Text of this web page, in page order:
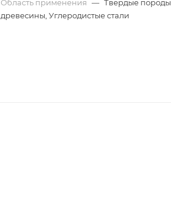
Область применения — Твердые породы
древесины, Углеродистые стали